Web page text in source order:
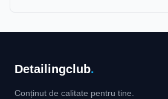
Detailingclub.
Conținut de calitate pentru tine.